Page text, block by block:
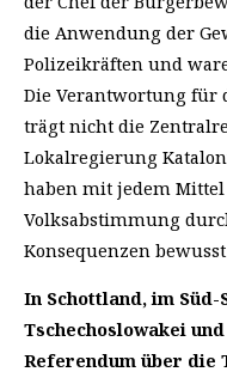
die Anwendung der
Polizeikräften und
Die Verantwortung für
trägt nicht die
Lokalregierung
haben mit jedem
Volksabstimmung
Konsequenzen
In Schottland, im
Tschechoslowakei
Referendum über die